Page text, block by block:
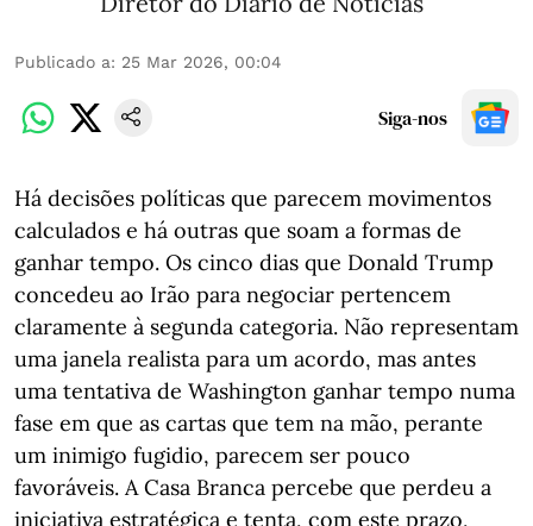
Publicado a: 25 Mar 2026, 00:04
Siga-nos
Há decisões políticas que parecem movimentos
calculados e há outras que soam a formas de
ganhar tempo. Os cinco dias que Donald Trump
concedeu ao Irão para negociar pertencem
claramente à segunda categoria. Não representam
uma janela realista para um acordo, mas antes
uma tentativa de Washington ganhar tempo numa
fase em que as cartas que tem na mão, perante
um inimigo fugidio, parecem ser pouco
favoráveis. A Casa Branca percebe que perdeu a
iniciativa estratégica e tenta, com este prazo,